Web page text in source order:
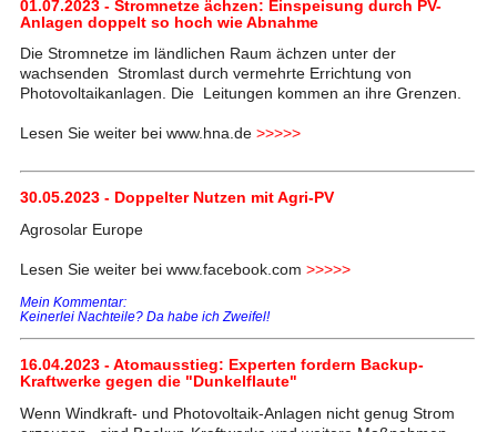
01.07.2023 - Stromnetze ächzen: Einspeisung durch PV-
Anlagen doppelt so hoch wie Abnahme
Die Stromnetze im ländlichen Raum ächzen unter der
wachsenden Stromlast durch vermehrte Errichtung von
Photovoltaikanlagen. Die Leitungen kommen an ihre Grenzen.
Lesen Sie weiter bei www.hna.de >>>>>
30.05.2023 - Doppelter Nutzen mit Agri-PV
Agrosolar Europe
Lesen Sie weiter bei www.facebook.com >>>>>
Mein Kommentar:
Keinerlei Nachteile? Da habe ich Zweifel!
16.04.2023 - Atomausstieg: Experten fordern Backup-
Kraftwerke gegen die "Dunkelflaute"
Wenn Windkraft- und Photovoltaik-Anlagen nicht genug Strom